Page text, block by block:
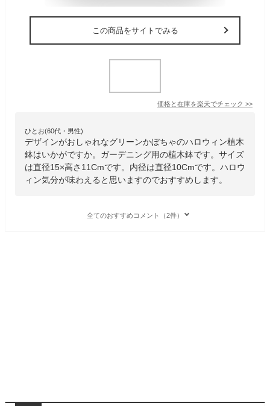
この商品をサイトでみる
価格と在庫を楽天でチェック >>
ひとお(60代・男性)
デザインがおしゃれなグリーンかぼちゃのハロウィン植木
鉢はいかがですか。ガーデニング用の植木鉢です。サイズ
は直径15×高さ11Cmです。内径は直径10Cmです。ハロウ
ィン気分が味わえると思いますのでおすすめします。
全てのおすすめコメント（2件）